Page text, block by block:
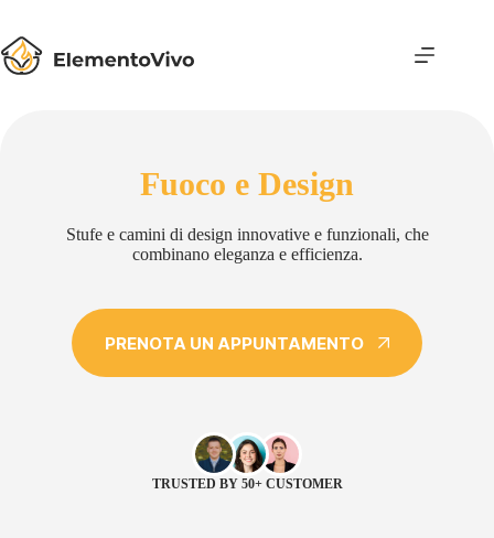
contenuto
Fuoco e Design
Stufe e camini di design innovative e funzionali, che
combinano eleganza e efficienza.
PRENOTA UN APPUNTAMENTO
TRUSTED BY 50+ CUSTOMER